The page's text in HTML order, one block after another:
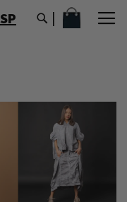
SP MI CESTA